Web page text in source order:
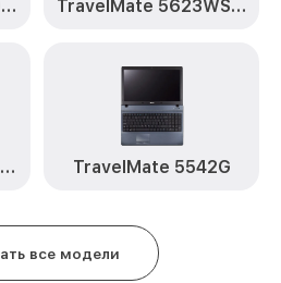
2428AWXMi
от 950₽
TravelMate
Swift 3 SF314-41-R0TE TravelMate 5623WSMi
TravelMate 5612WSMi TravelMate 5542G
все модели